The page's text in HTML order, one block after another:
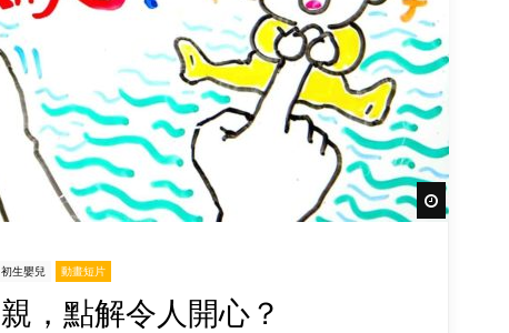
初生嬰兒 動畫短片
，點解令人開心？